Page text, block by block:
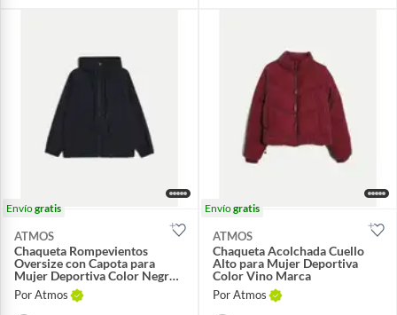
Envíogratis
ATMOS
Chaqueta Rompevientos
Oversize con Capota para
Mujer Deportiva Color Negro
Marca
Por Atmos
Envíogratis
ATMOS
Chaqueta Acolchada Cuello
Alto para Mujer Deportiva
Color Vino Marca
Por Atmos